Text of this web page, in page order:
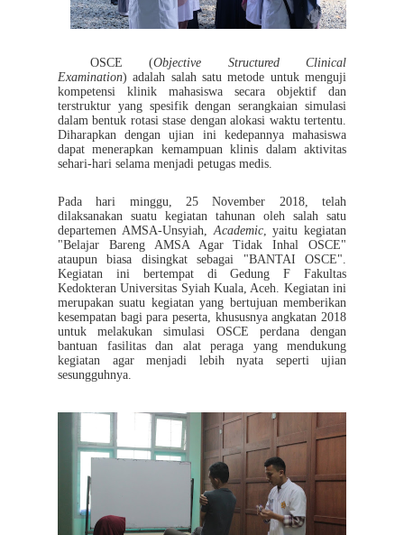
OSCE (Objective Structured Clinical
Examination) adalah salah satu metode untuk menguji
kompetensi klinik mahasiswa secara objektif dan
terstruktur yang spesifik dengan serangkaian simulasi
dalam bentuk rotasi stase dengan alokasi waktu tertentu.
Diharapkan dengan ujian ini kedepannya mahasiswa
dapat menerapkan kemampuan klinis dalam aktivitas
sehari-hari selama menjadi petugas medis.
Pada hari minggu, 25 November 2018, telah
dilaksanakan suatu kegiatan tahunan oleh salah satu
departemen AMSA-Unsyiah,Academic, yaitu kegiatan
"Belajar Bareng AMSA Agar Tidak Inhal OSCE"
ataupun biasa disingkat sebagai "BANTAI OSCE".
Kegiatan ini bertempat di Gedung F Fakultas
Kedokteran Universitas Syiah Kuala, Aceh. Kegiatan ini
merupakan suatu kegiatan yang bertujuan memberikan
kesempatan bagi para peserta, khususnya angkatan 2018
untuk melakukan simulasi OSCE perdana dengan
bantuan fasilitas dan alat peraga yang mendukung
kegiatan agar menjadi lebih nyata seperti ujian
sesungguhnya.